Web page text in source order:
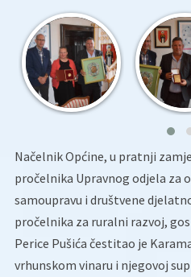
Načelnik Općine, u pratnji
pročelnika Upravnog odjela za
samoupravu i društvene
pročelnika za ruralni razvoj,
Perice Pušića čestitao je
vrhunskom vinaru i njegovoj